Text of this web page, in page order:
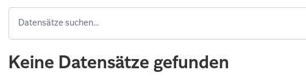
Keine Datensätze gefunden